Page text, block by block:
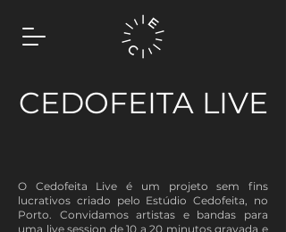
CEDOFEITA LIVE
O Cedofeita Live é um projeto sem fins
lucrativos criado pelo Estúdio Cedofeita, no
Porto. Convidamos artistas e bandas para
uma live session de 10 a 20 minutos gravada e